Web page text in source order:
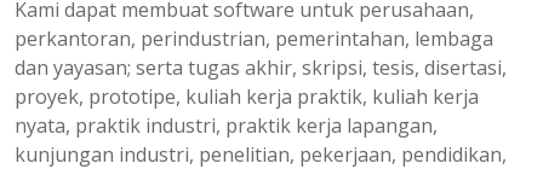
Kami dapat membuat software untuk perusahaan,
perkantoran, perindustrian, pemerintahan, lembaga
dan yayasan; serta tugas akhir, skripsi, tesis, disertasi,
proyek, prototipe, kuliah kerja praktik, kuliah kerja
nyata, praktik industri, praktik kerja lapangan,
kunjungan industri, penelitian, pekerjaan, pendidikan,